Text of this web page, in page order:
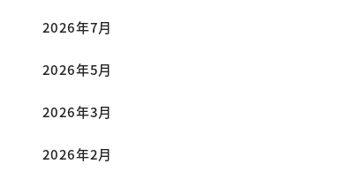
2026年7月
2026年5月
2026年3月
2026年2月